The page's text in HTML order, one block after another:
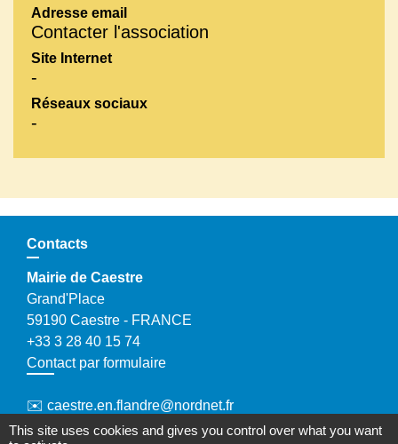
Adresse email
Contacter l'association
Site Internet
-
Réseaux sociaux
-
Contacts
Mairie de Caestre
Grand'Place
59190 Caestre - FRANCE
+33 3 28 40 15 74
Contact par formulaire
✉️ caestre.en.flandre@nordnet.fr
This site uses cookies and gives you control over what you want